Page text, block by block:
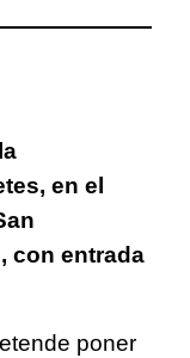
en el
con entrada
poner